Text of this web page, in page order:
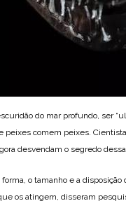
do mar profundo, ser
comem peixes.
desvendam o segredo
o tamanho e a
os atingem, disseram